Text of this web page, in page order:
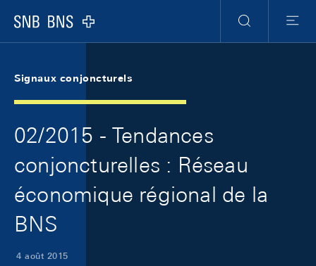
Logo
RechercheMenu
Signaux conjoncturels
02/2015 - Tendances
conjoncturelles : Réseau
économique régional de la
BNS
4 août 2015